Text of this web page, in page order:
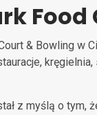
& Bowling w
z myślą o tym,